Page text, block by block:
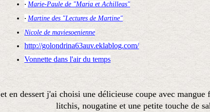
· Marie-Paule de "Maria et Achilleas"
· Martine des "Lectures de Martine"
Nicole de maviesoenienne
http://golondrina63auv.eklablog.com/
Vonnette dans l'air du temps
et en dessert j'ai choisi une délicieuse coupe avec mangue
litchis, nougatine et une petite touche de